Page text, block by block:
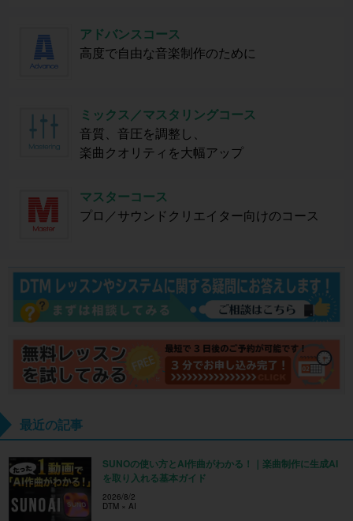
アドバンスコース
高度で自由な音楽制作のために
ミックス／マスタリングコース
音質、音圧を調整し、
楽曲クオリティを大幅アップ
マスターコース
プロ／サウンドクリエイター向けのコース
最近の記事
SUNOの使い方とAI作曲がわかる！｜楽曲制作に生成AI
を取り入れる基本ガイド
2026/8/2
DTM × AI